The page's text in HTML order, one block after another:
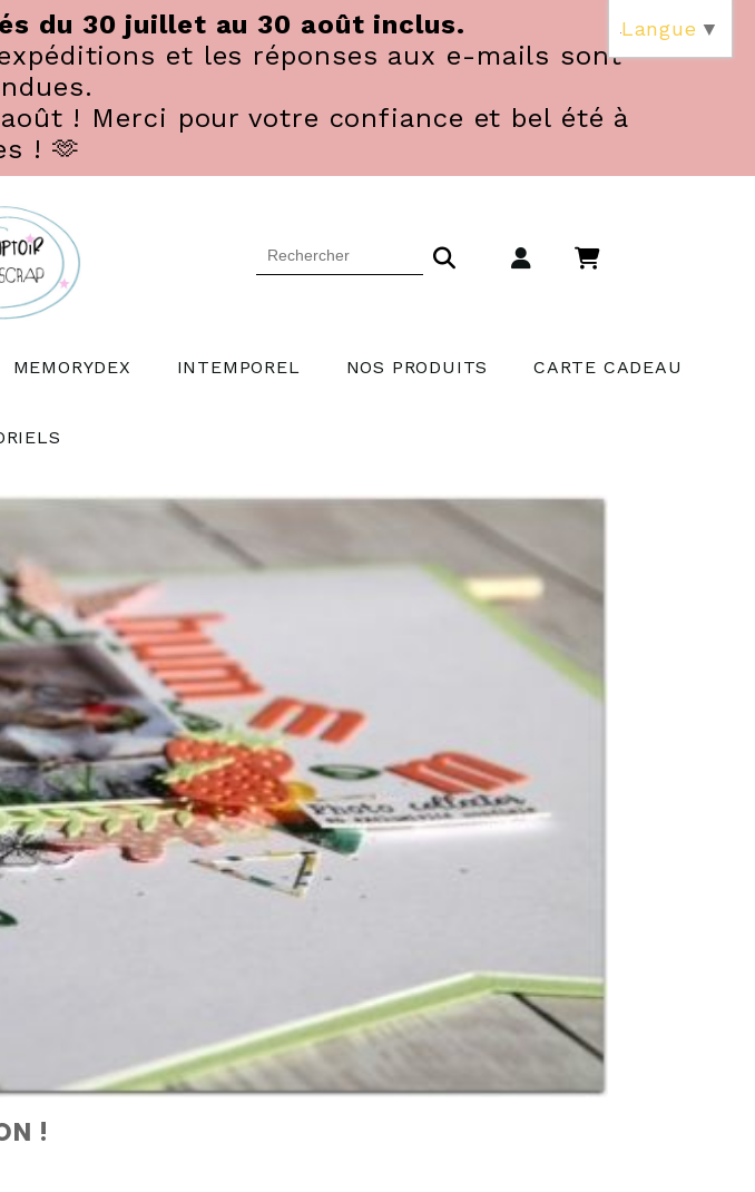
du 30 juillet au 30 août inclus.
et les réponses aux e-mails sont
! Merci pour votre confiance et bel été à
! 🫶
MEMORYDEX INTEMPOREL NOS PRODUITS CARTE CADEAU
!
Langue ▼